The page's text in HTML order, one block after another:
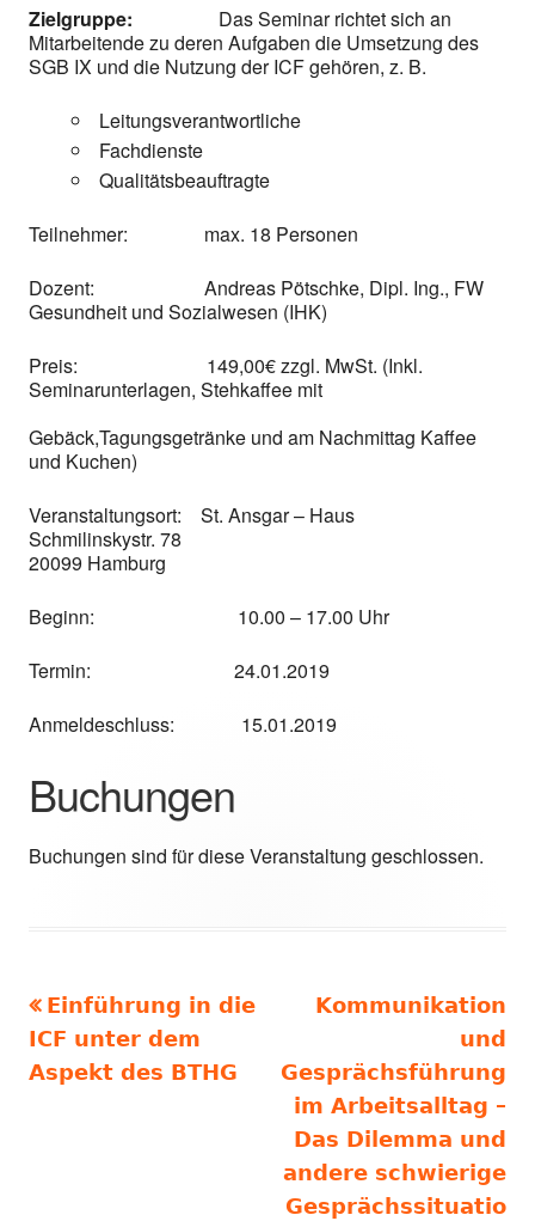
Zielgruppe: Das Seminar richtet sich an
Mitarbeitende zu deren Aufgaben die Umsetzung des
SGB IX und die Nutzung der ICF gehören, z. B.
Leitungsverantwortliche
Fachdienste
Qualitätsbeauftragte
Teilnehmer: max. 18 Personen
Dozent: Andreas Pötschke, Dipl. Ing., FW
Gesundheit und Sozialwesen (IHK)
Preis:
149,00€ zzgl. MwSt. (Inkl.
Seminarunterlagen, Stehkaffee mit
Gebäck,Tagungsgetränke und am Nachmittag Kaffee
und Kuchen)
Veranstaltungsort: St. Ansgar – Haus
Schmilinskystr. 78
20099 Hamburg
Beginn:
10.00 – 17.00 Uhr
Termin: 24.01.2019
Anmeldeschluss: 15.01.2019
Buchungen
Buchungen sind für diese Veranstaltung geschlossen.
Beitragsnavigation
Vorheriger
Beitrag:
Einführung in die
ICF unter dem
Aspekt des BTHG
Nächster
Kommunikation
und
Gesprächsführung
im Arbeitsalltag –
Das Dilemma und
andere schwierige
Gesprächssituatio